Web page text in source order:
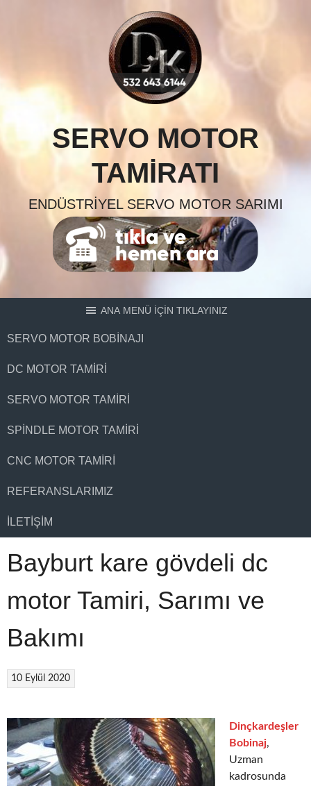
SERVO MOTOR
TAMIRATI
ENDÜSTRIYEL SERVO MOTOR SARIMI
ANA MENÜ İÇİN TIKLAYINIZ
SERVO MOTOR BOBINAJI
DC MOTOR TAMIRI
SERVO MOTOR TAMIRI
SPINDLE MOTOR TAMIRI
CNC MOTOR TAMIRI
REFERANSLARIMIZ
İLETIŞIM
Bayburt kare gövdeli dc
motor Tamiri, Sarımı ve
Bakımı
10 Eylül 2020
Dinçkardeşler
Bobinaj,
Uzman
kadrosunda